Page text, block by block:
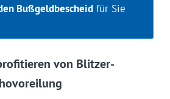
Bußgeldbescheidfür Sie
von Blitzer-